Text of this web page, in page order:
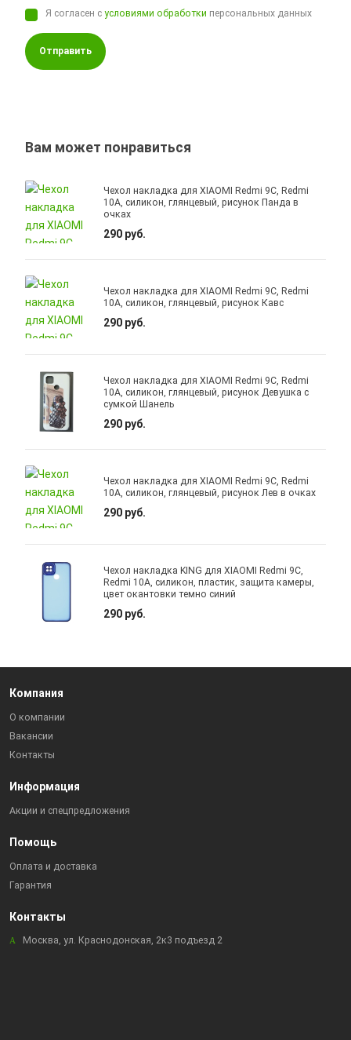
Я согласен сусловиями обработки персональных данных
Отправить
Вам может понравиться
Чехол накладка для XIAOMI Redmi 9C, Redmi
10A, силикон, глянцевый, рисунок Панда в
очках
290 руб.
Чехол накладка для XIAOMI Redmi 9C, Redmi
10A, силикон, глянцевый, рисунок Кавс
290 руб.
Чехол накладка для XIAOMI Redmi 9C, Redmi
10A, силикон, глянцевый, рисунок Девушка с
сумкой Шанель
290 руб.
Чехол накладка для XIAOMI Redmi 9C, Redmi
10A, силикон, глянцевый, рисунок Лев в очках
290 руб.
Чехол накладка KING для XIAOMI Redmi 9C,
Redmi 10A, силикон, пластик, защита камеры,
цвет окантовки темно синий
290 руб.
Компания
О компании
Вакансии
Контакты
Информация
Акции и спецпредложения
Помощь
Оплата и доставка
Гарантия
Контакты
Москва, ул. Краснодонская, 2к3 подъезд 2